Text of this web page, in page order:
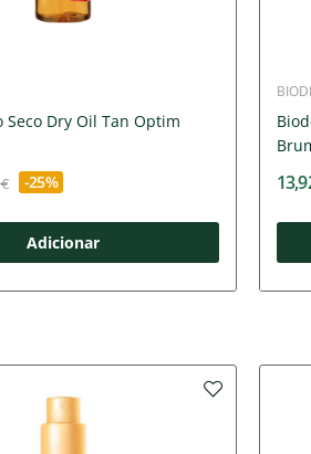
Seco Dry Oil Tan Optim
-25%
Adicionar